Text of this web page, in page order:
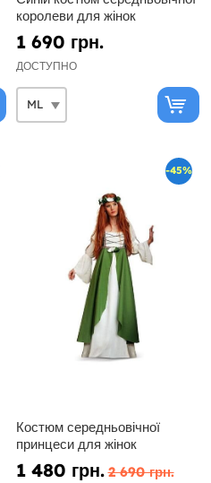
королеви для жінок
1 690 грн.
ДОСТУПНО
-45%
Костюм середньовічної
принцеси для жінок
1 480 грн. 2 690 грн.